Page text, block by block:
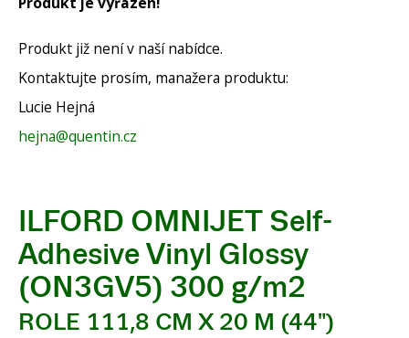
Produkt již není v naší nabídce.
Kontaktujte prosím, manažera produktu:
Lucie Hejná
hejna@quentin.cz
ILFORD OMNIJET Self-
Adhesive Vinyl Glossy
(ON3GV5) 300 g/m2
ROLE 111,8 CM X 20 M (44")